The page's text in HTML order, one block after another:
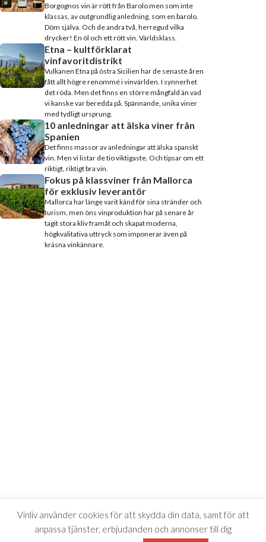
Borgognos vin är rött från Barolo men som inte
klassas, av outgrundlig anledning, som en barolo.
Döm själva. Och de andra två, herregud vilka
drycker! En öl och ett rött vin. Världsklass.
Etna – kultförklarat
vinfavoritdistrikt
Vulkanen Etna på östra Sicilien har de senaste åren
fått allt högre renommé i vinvärlden. I synnerhet
det röda. Men det finns en större mångfald än vad
vi kanske var beredda på. Spännande, unika viner
med tydligt ursprung.
10 anledningar att älska viner från
Spanien
Det finns massor av anledningar att älska spanskt
vin. Men vi listar de tio viktigaste. Och tipsar om ett
riktigt, riktigt bra vin.
Fokus på klassviner från Mallorca
för exklusiv leverantör
Mallorca har länge varit känd för sina stränder och
turism, men öns vinproduktion har på senare år
tagit stora kliv framåt och skapat moderna,
högkvalitativa uttryck som imponerar även på
kräsna vinkännare.
Vinliv använder cookies för att skydda din data, samt för att
anpassa tjänster, erbjudanden och annonser till dig